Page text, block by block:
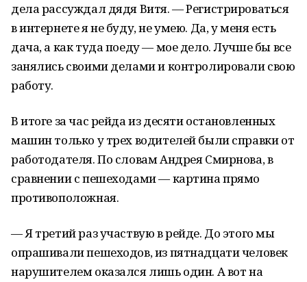
дела рассуждал дядя Витя. — Регистрироваться
в интернете я не буду, не умею. Да, у меня есть
дача, а как туда поеду — мое дело. Лучше бы все
занялись своими делами и контролировали свою
работу.
В итоге за час рейда из десяти остановленных
машин только у трех водителей были справки от
работодателя. По словам Андрея Смирнова, в
сравнении с пешеходами — картина прямо
противоположная.
— Я третий раз участвую в рейде. До этого мы
опрашивали пешеходов, из пятнадцати человек
нарушителем оказался лишь один. А вот на